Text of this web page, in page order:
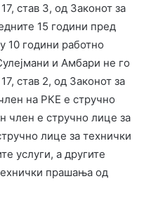
став 3, од Законот за
15 години пред
10 години работно
и Амбари не го
став 2, од Законот за
на РКЕ е стручно
член е стручно лице за
лице за технички
услуги, а другите
прашања од